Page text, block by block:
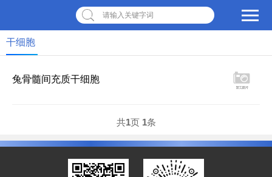
请输入关键字词
干细胞
兔骨髓间充质干细胞
共1页 1条